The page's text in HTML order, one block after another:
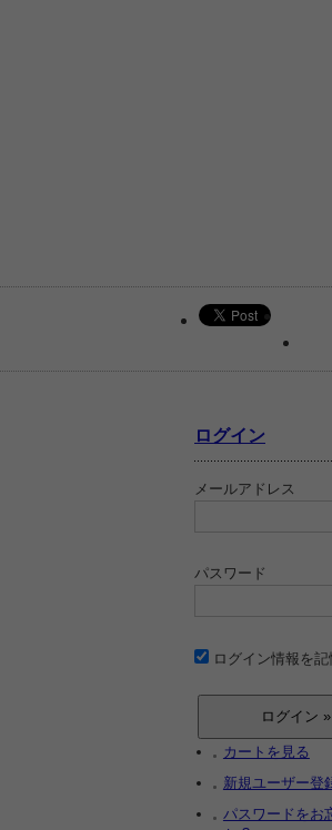
ログイン
メールアドレス
パスワード
ログイン情報を記
カートを見る
新規ユーザー登
パスワードをお